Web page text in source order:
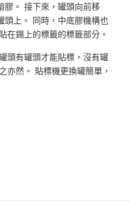
膠。 接下來，罐頭向前移
頭上。 同時，中底膠機構也
在錫上的標籤的標籤部分。
頭有罐頭才能貼標，沒有罐
亦然。 貼標機更換罐簡單，